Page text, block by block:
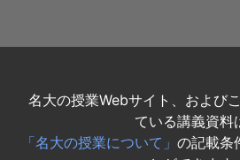
名大の授業Webサイト、および
ている講義資料
「名大の授業について」 の記載条